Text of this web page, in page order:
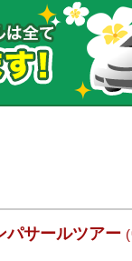
パサールツアー